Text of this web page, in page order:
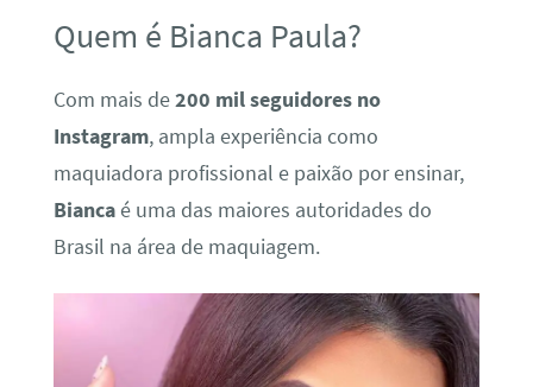
Quem é Bianca Paula?
Com mais de200 mil seguidores no
Instagram, ampla experiência como
maquiadora profissional e paixão por ensinar,
Biancaé uma das maiores autoridades do
Brasil na área de maquiagem.